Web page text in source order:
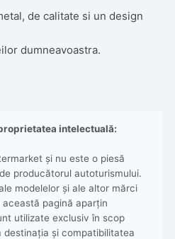
de calitate si un design
dumneavoastra.
intelectuală:
și nu este o piesă
producătorul autoturismului.
modelelor și ale altor mărci
pagină aparțin
utilizate exclusiv în scop
și compatibilitatea